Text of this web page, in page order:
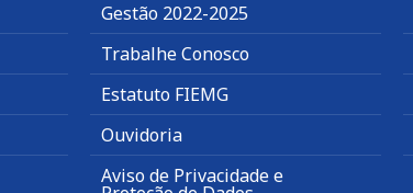
Gestão 2022-2025
Trabalhe Conosco
Estatuto FIEMG
Ouvidoria
Aviso de Privacidade e